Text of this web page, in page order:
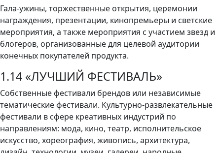
Гала-ужины, торжественные открытия, церемонии
награждения, презентации, кинопремьеры и светские
мероприятия, а также мероприятия с участием звезд и
блогеров, организованные для целевой аудитории
конечных покупателей продукта.
1.14 «ЛУЧШИЙ ФЕСТИВАЛЬ»
Собственные фестивали брендов или независимые
тематические фестивали. Культурно-развлекательные
фестивали в сфере креативных индустрий по
направлениям: мода, кино, театр, исполнительское
искусство, хореография, живопись, архитектура,